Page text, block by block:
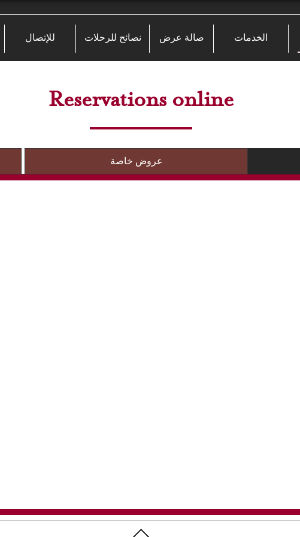
الخدمات صالة عرض نصائح للرحلات للإتصال
Reservations online
عروض خاصة